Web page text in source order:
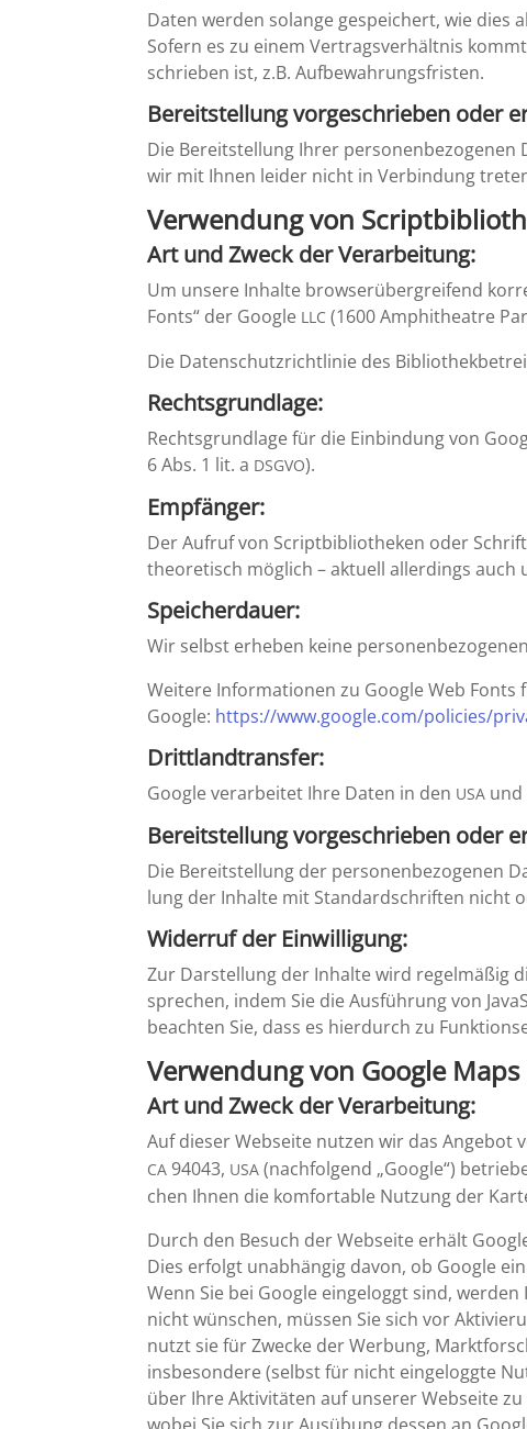
Daten werden solange gespei­chert, wie dies
Sofern es zu einem Vertrags­ver­hältnis
schrieben ist, z.B. Aufbewahrungsfristen.
Bereit­stel­lung vorge­schrieben oder
Die Bereit­stel­lung Ihrer perso­nen­be­zo­genen
wir mit Ihnen leider nicht in Verbin­dung
Verwen­dung von
Art und Zweck der Verarbeitung:
Um unsere Inhalte browse­r­ü­ber­grei­fend
Fonts“ der Google LLC (1600 Amphi­theatre
Die Daten­schutz­richt­linie des
Rechts­grund­lage:
Rechts­grund­lage für die Einbin­dung von
6 Abs. 1 lit. a DSGVO).
Empfänger:
Der Aufruf von Script­bi­blio­theken oder
theore­tisch möglich – aktuell aller­dings auch
Speicher­dauer:
Wir selbst erheben keine
Weitere Infor­ma­tionen zu Google Web Fonts
Google: https://​www​.google​.com/​p​o​l​i​c​i​e​s​/​
Dritt­land­transfer:
Google verar­beitet Ihre Daten in den USA und
Bereit­stel­lung vorge­schrieben oder
Die Bereit­stel­lung der perso­nen­be­zo­genen
lung der Inhalte mit Standard­schriften nicht
Widerruf der Einwilligung:
Zur Darstel­lung der Inhalte wird regel­mäßig
spre­chen, indem Sie die Ausfüh­rung von
beachten Sie, dass es hierdurch zu
Verwen­dung von Google Maps
Art und Zweck der Verarbeitung:
Auf dieser Webseite nutzen wir das Angebot
CA 94043, USA (nachfol­gend „Google“)
chen Ihnen die komfor­table Nutzung der
Durch den Besuch der Webseite erhält
Dies erfolgt unabhängig davon, ob Google
Wenn Sie bei Google einge­loggt sind,
nicht wünschen, müssen Sie sich vor
nutzt sie für Zwecke der Werbung,
insbe­son­dere (selbst für nicht einge­loggte
über Ihre Aktivi­täten auf unserer Webseite